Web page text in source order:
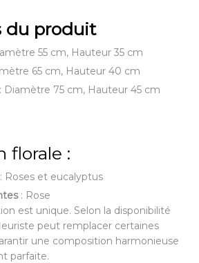
du produit
55 cm, Hauteur 35 cm
65 cm, Hauteur 40 cm
: Diamètre 75 cm, Hauteur 45 cm
florale :
Roses et eucalyptus
: Rose
est unique. Selon la disponibilité
peut remplacer certaines
une composition harmonieuse
parfaite.